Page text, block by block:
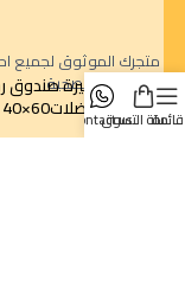
متجرك الموثوق لجميع
الطبيعية والصحية.
قائمةسلة التسوقcontact us
حصيرة صندوق
الفضلات60×40